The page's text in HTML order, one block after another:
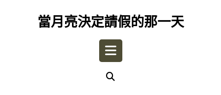
當月亮決定請假的那一天
Open